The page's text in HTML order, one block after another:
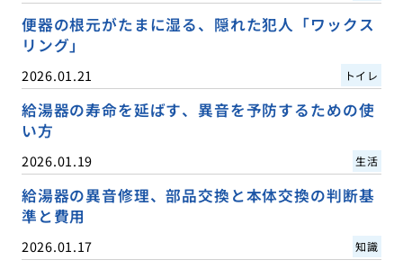
便器の根元がたまに湿る、隠れた犯人「ワックス
リング」
2026.01.21 トイレ
給湯器の寿命を延ばす、異音を予防するための使
い方
2026.01.19 生活
給湯器の異音修理、部品交換と本体交換の判断基
準と費用
2026.01.17 知識